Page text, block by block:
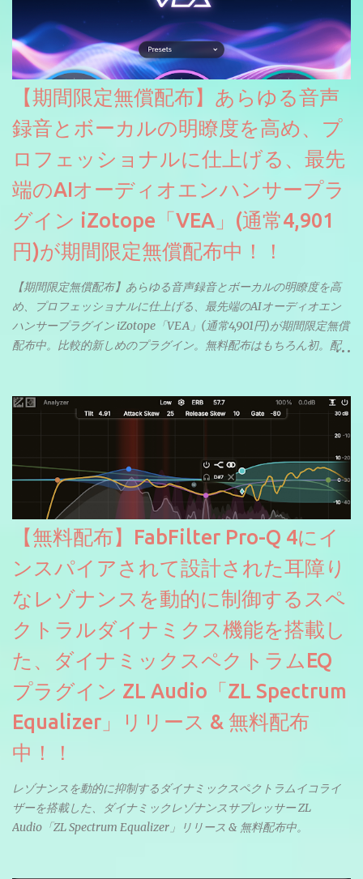
【期間限定無償配布】あらゆる音声
録音とボーカルの明瞭度を高め、プ
ロフェッショナルに仕上げる、最先
端のAIオーディオエンハンサープラ
グイン iZotope「VEA」(通常4,901
円)が期間限定無償配布中！！
【期間限定無償配布】あらゆる音声録音とボーカルの明瞭度を高
め、プロフェッショナルに仕上げる、最先端のAIオーディオエン
ハンサープラグイン iZotope「VEA」(通常4,901円)が期間限定無償
配布中。比較的新しめのプラグイン。無料配布はもちろん初。配
【無料配布】FabFilter Pro-Q 4にイ
ンスパイアされて設計された耳障り
なレゾナンスを動的に制御するスペ
クトラルダイナミクス機能を搭載し
た、ダイナミックスペクトラムEQ
プラグイン ZL Audio「ZL Spectrum
Equalizer」リリース & 無料配布
中！！
レゾナンスを動的に抑制するダイナミックスペクトラムイコライ
ザーを搭載した、ダイナミックレゾナンスサプレッサー ZL
Audio「ZL Spectrum Equalizer」リリース & 無料配布中。